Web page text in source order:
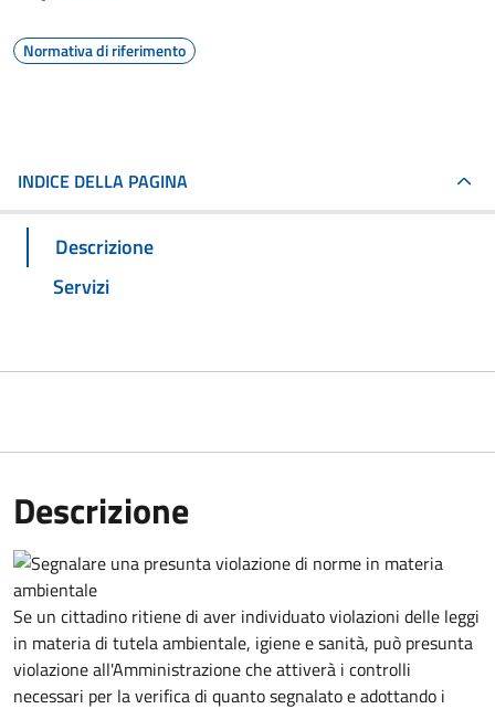
Normativa di riferimento
INDICE DELLA PAGINA
Descrizione
Servizi
Descrizione
Se un cittadino ritiene di aver individuato violazioni delle leggi
in materia di tutela ambientale, igiene e sanità, può presunta
violazione all'Amministrazione che attiverà i controlli
necessari per la verifica di quanto segnalato e adottando i